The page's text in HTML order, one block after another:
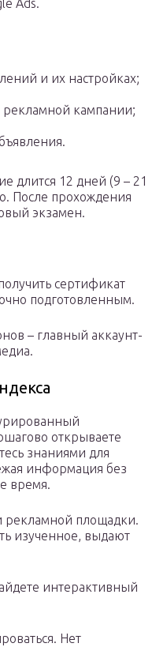
Ads.
и их настройках;
кампании;
длится 12 дней (9 – 21
После прохождения
экзамен.
сертификат
подготовленным.
– главный аккаунт-
открываете
знаниями для
информация без
время.
рекламной площадки.
изученное, выдают
интерактивный
Нет